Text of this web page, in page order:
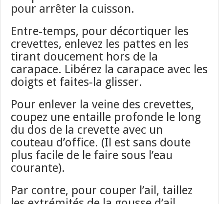
pour arrêter la cuisson.
Entre-temps, pour décortiquer les
crevettes, enlevez les pattes en les
tirant doucement hors de la
carapace. Libérez la carapace avec les
doigts et faites-la glisser.
Pour enlever la veine des crevettes,
coupez une entaille profonde le long
du dos de la crevette avec un
couteau d’office. (Il est sans doute
plus facile de le faire sous l’eau
courante).
Par contre, pour couper l’ail, taillez